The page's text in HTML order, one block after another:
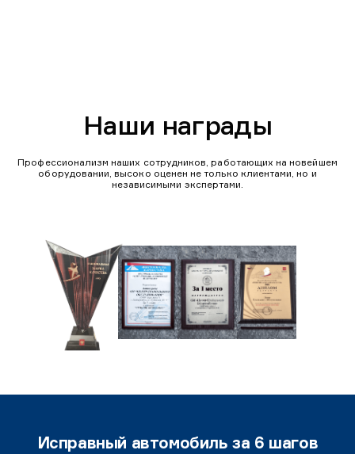
Наши награды
Профессионализм наших сотрудников, работающих на новейшем
оборудовании, высоко оценен не только клиентами, но и
независимыми экспертами.
Исправный автомобиль за 6 шагов